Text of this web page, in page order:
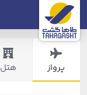
پرواز هتل